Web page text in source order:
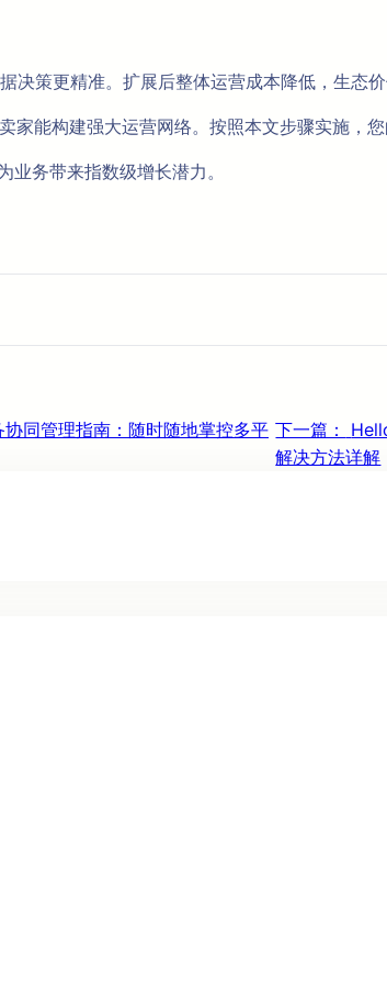
策更精准。扩展后整体运营成本降低，生态价
能构建强大运营网络。按照本文步骤实施，您
务带来指数级增长潜力。
同管理指南：随时随地掌控多平 下一篇：
解决方法详解